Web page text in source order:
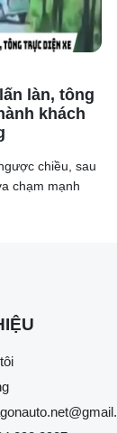
Accord 2025
làn, tông
khách
chiều, sau
chạm mạnh